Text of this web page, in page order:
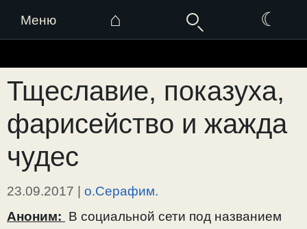
Меню ⌂ ☾
к
содержимому
Тщеславие, показуха,
фарисейство и жажда
чудес
23.09.2017 | о.Серафим.
Аноним: В социальной сети под названием